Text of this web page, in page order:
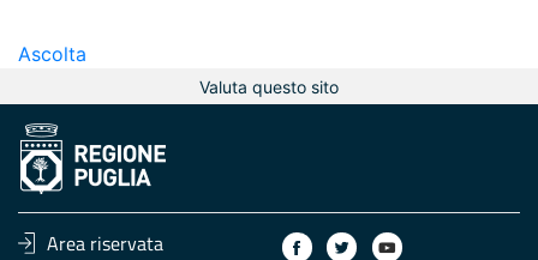
Ascolta
Valuta questo sito
Area riservata